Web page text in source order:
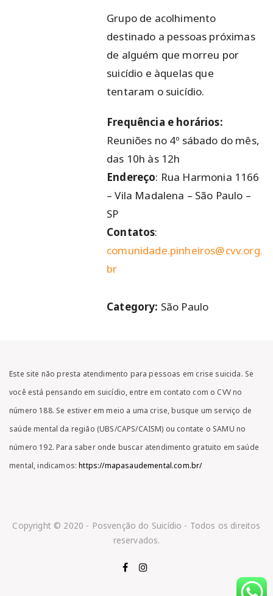
Grupo de acolhimento
destinado a pessoas próximas
de alguém que morreu por
suicídio e àquelas que
tentaram o suicídio.
Frequência e horários:
Reuniões no 4º sábado do mês,
das 10h às 12h
Endereço: Rua Harmonia 1166
– Vila Madalena – São Paulo –
SP
Contatos:
comunidade.pinheiros@cvv.org.
br
Category: São Paulo
Este site não presta atendimento para pessoas em crise suicida. Se
você está pensando em suicídio, entre em contato com o CVV no
número 188. Se estiver em meio a uma crise, busque um serviço de
saúde mental da região (UBS/CAPS/CAISM) ou contate o SAMU no
número 192. Para saber onde buscar atendimento gratuito em saúde
mental, indicamos: https://mapasaudemental.com.br/
Copyright © 2020 - Posvenção do Suicídio - Todos os direitos
reservados.